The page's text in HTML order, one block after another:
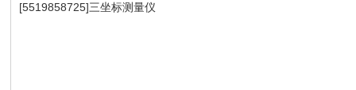
[5519858725]三坐标测量仪